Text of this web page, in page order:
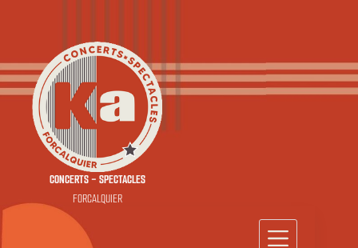
CONCERTS - SPECTACLES
FORCALQUIER